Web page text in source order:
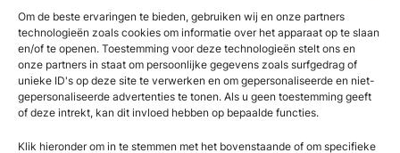
Om de beste ervaringen te bieden, gebruiken wij en onze partners
technologieën zoals cookies om informatie over het apparaat op te slaan
en/of te openen. Toestemming voor deze technologieën stelt ons en
onze partners in staat om persoonlijke gegevens zoals surfgedrag of
unieke ID's op deze site te verwerken en om gepersonaliseerde en niet-
gepersonaliseerde advertenties te tonen. Als u geen toestemming geeft
of deze intrekt, kan dit invloed hebben op bepaalde functies.
Klik hieronder om in te stemmen met het bovenstaande of om specifieke
zonblootstelling, stress en veroudering kunnen
het resultaat sneller doen afnemen, waardoor
een persoonlijk onderhoudsplan zinvol is.
Hoe SkinTec jou helpt met
lichttherapie